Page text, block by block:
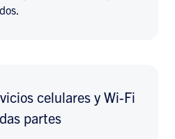
celulares y Wi-Fi
partes